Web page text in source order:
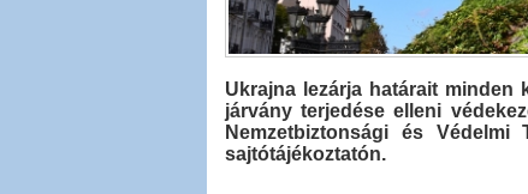
Ukrajna lezárja határait
járvány terjedése elleni
Nemzetbiztonsági és
sajtótájékoztatón.